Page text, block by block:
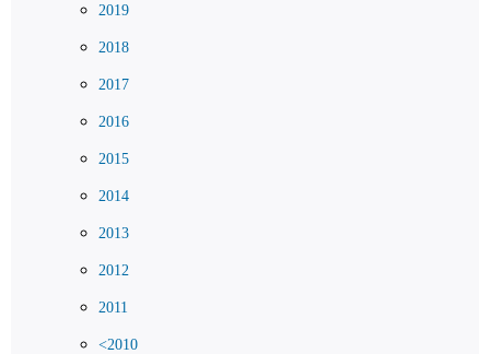
2019
2018
2017
2016
2015
2014
2013
2012
2011
<2010